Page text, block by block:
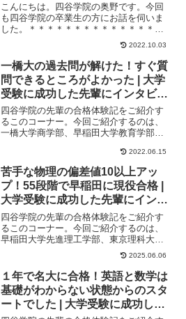
こんにちは。四谷学院の奥野です。今回
も四谷学院の卒業生の方にお話を伺いま
した。＊＊＊＊＊＊＊＊＊＊＊＊＊＊＊
＊＊＊＊＊＊＊＊＊＊＊＊＊＊＊＊こん
2022.10.03
一橋大の過去問が解けた！すぐ質
問できるところがよかった | 大学
受験に成功した先輩にインタビュ
ー【大学受験予備校四谷学院】
四谷学院の先輩の合格体験記をご紹介す
るこのコーナー。今回ご紹介するのは、
一橋大学商学部、早稲田大学教育学部・
2022.06.15
苦手な物理の偏差値10以上アッ
プ！55段階で早稲田に現役合格 |
大学受験に成功した先輩にインタ
ビュー【大学受験予備校四谷学
院】
四谷学院の先輩の合格体験記をご紹介す
るこのコーナー。今回ご紹介するのは、
早稲田大学先進理工学部、東京理科大学
理工学部、明治大学理工学部に合格した
2025.06.06
１年で名大に合格！英語と数学は
基礎がわからない状態からのスタ
ートでした | 大学受験に成功した